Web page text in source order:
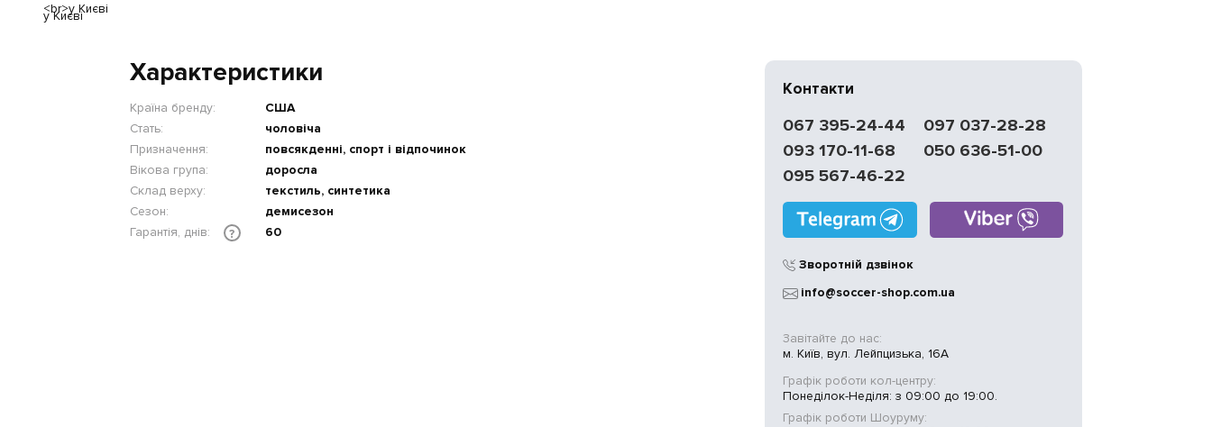
у Києві
Характеристики
Країна бренду:
США
Стать:
чоловіча
Призначення:
повсякденні, спорт і відпочинок
Вікова група:
доросла
Склад верху:
текстиль, синтетика
Сезон:
демисезон
Гарантія, днів:
? 60
Контакти
067 395-24-44
097 037-28-28
093 170-11-68
050 636-51-00
095 567-46-22
Зворотній дзвінок
info@soccer-shop.com.ua
Завітайте до нас:
м. Київ, вул. Лейпцизька, 16А
Графік роботи кол-центру:
Понеділок-Неділя: з 09:00 до 19:00.
Графік роботи Шоуруму: